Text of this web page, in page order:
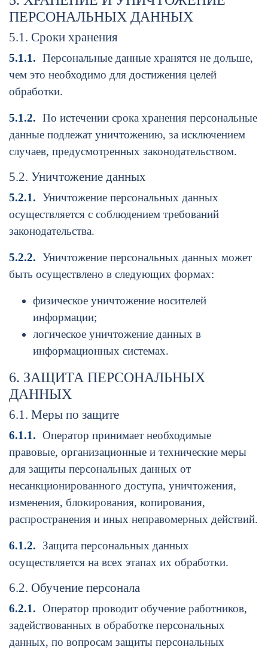
ПЕРСОНАЛЬНЫХ ДАННЫХ
5.1. Сроки хранения
5.1.1. Персональные данные хранятся не дольше,
чем это необходимо для достижения целей
обработки.
5.1.2. По истечении срока хранения персональные
данные подлежат уничтожению, за исключением
случаев, предусмотренных законодательством.
5.2. Уничтожение данных
5.2.1. Уничтожение персональных данных
осуществляется с соблюдением требований
законодательства.
5.2.2. Уничтожение персональных данных может
быть осуществлено в следующих формах:
физическое уничтожение носителей
информации;
логическое уничтожение данных в
информационных системах.
6. ЗАЩИТА ПЕРСОНАЛЬНЫХ
ДАННЫХ
6.1. Меры по защите
6.1.1. Оператор принимает необходимые
правовые, организационные и технические меры
для защиты персональных данных от
несанкционированного доступа, уничтожения,
изменения, блокирования, копирования,
распространения и иных неправомерных действий.
6.1.2.
Защита персональных данных
осуществляется на всех этапах их обработки.
6.2. Обучение персонала
6.2.1. Оператор проводит обучение работников,
задействованных в обработке персональных
данных, по вопросам защиты персональных